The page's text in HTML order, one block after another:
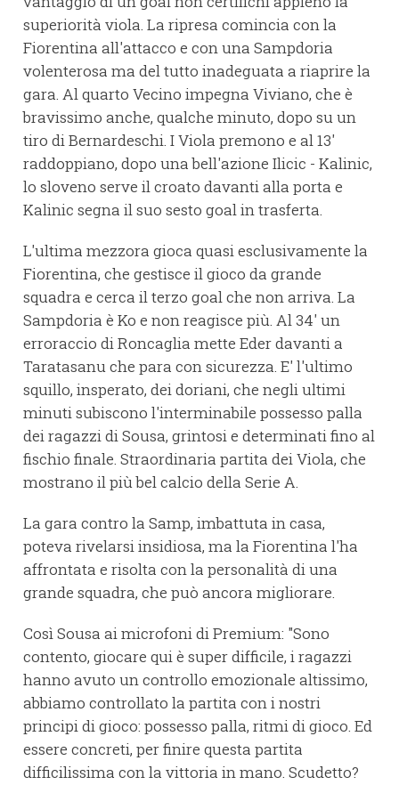
superiorità viola. La ripresa comincia con la
Fiorentina all'attacco e con una Sampdoria
volenterosa ma del tutto inadeguata a riaprire la
gara. Al quarto Vecino impegna Viviano, che è
bravissimo anche, qualche minuto, dopo su un
tiro di Bernardeschi. I Viola premono e al 13'
raddoppiano, dopo una bell'azione Ilicic - Kalinic,
lo sloveno serve il croato davanti alla porta e
Kalinic segna il suo sesto goal in trasferta.
L'ultima mezzora gioca quasi esclusivamente la
Fiorentina, che gestisce il gioco da grande
squadra e cerca il terzo goal che non arriva. La
Sampdoria è Ko e non reagisce più. Al 34' un
erroraccio di Roncaglia mette Eder davanti a
Taratasanu che para con sicurezza. E' l'ultimo
squillo, insperato, dei doriani, che negli ultimi
minuti subiscono l'interminabile possesso palla
dei ragazzi di Sousa, grintosi e determinati fino al
fischio finale. Straordinaria partita dei Viola, che
mostrano il più bel calcio della Serie A.
La gara contro la Samp, imbattuta in casa,
poteva rivelarsi insidiosa, ma la Fiorentina l'ha
affrontata e risolta con la personalità di una
grande squadra, che può ancora migliorare.
Così Sousa ai microfoni di Premium: "Sono
contento, giocare qui è super difficile, i ragazzi
hanno avuto un controllo emozionale altissimo,
abbiamo controllato la partita con i nostri
principi di gioco: possesso palla, ritmi di gioco. Ed
essere concreti, per finire questa partita
difficilissima con la vittoria in mano. Scudetto?